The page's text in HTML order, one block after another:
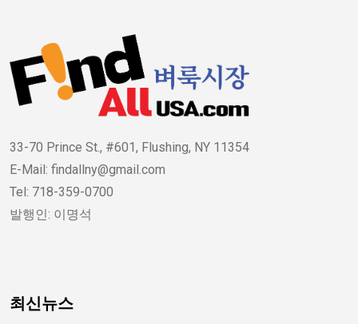
33-70 Prince St., #601, Flushing, NY 11354
E-Mail: findallny@gmail.com
Tel: 718-359-0700
발행인: 이명석
최신뉴스